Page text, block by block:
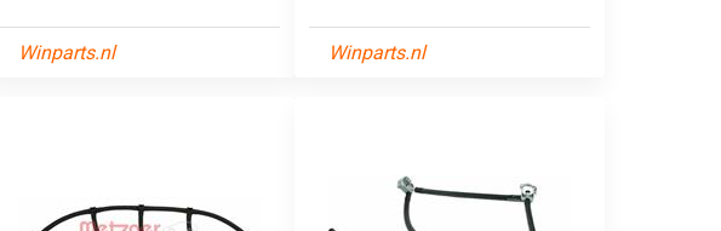
Winparts.nl Winparts.nl